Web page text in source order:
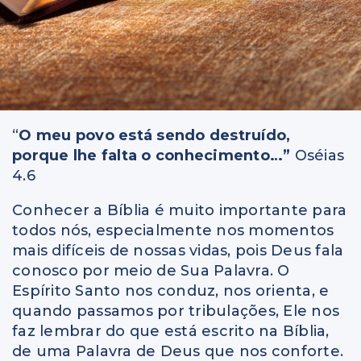
“O meu povo está sendo destruído,
porque lhe falta o conhecimento…” Oséias
4.6
Conhecer a Bíblia é muito importante para
todos nós, especialmente nos momentos
mais difíceis de nossas vidas, pois Deus fala
conosco por meio de Sua Palavra. O
Espírito Santo nos conduz, nos orienta, e
quando passamos por tribulações, Ele nos
faz lembrar do que está escrito na Bíblia,
de uma Palavra de Deus que nos conforte.